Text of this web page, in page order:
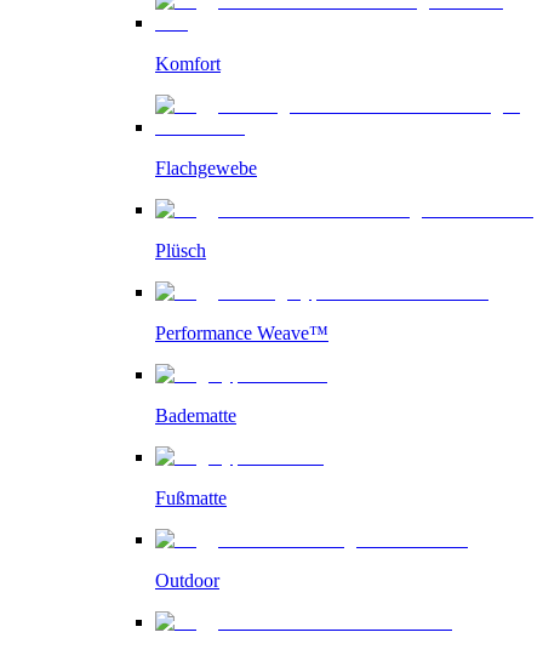
Komfort
Flachgewebe
Plüsch
Performance Weave™
Badematte
Fußmatte
Outdoor